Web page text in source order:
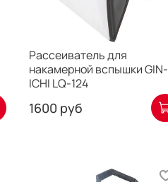
Рассеиватель для
накамерной вспышки GIN-
ICHI LQ-124
1600 руб